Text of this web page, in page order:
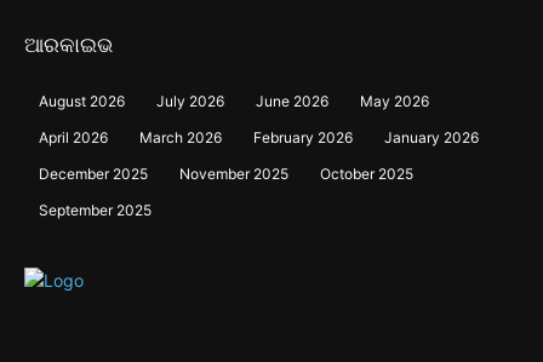
ଆରକାଇଭ
August 2026 July 2026 June 2026
May 2026
April 2026
March 2026 February 2026
January 2026
December 2025
November 2025
October 2025
September 2025